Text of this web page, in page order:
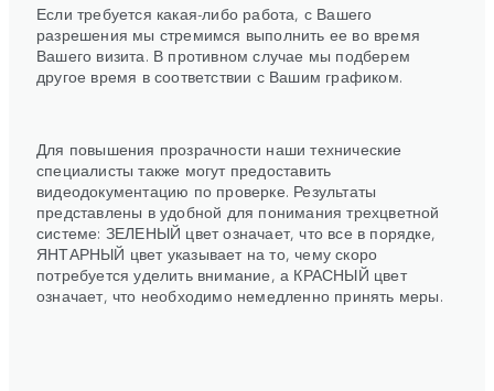
Если требуется какая-либо работа, с Вашего
разрешения мы стремимся выполнить ее во время
Вашего визита. В противном случае мы подберем
другое время в соответствии с Вашим графиком.
Для повышения прозрачности наши технические
специалисты также могут предоставить
видеодокументацию по проверке. Результаты
представлены в удобной для понимания трехцветной
системе: ЗЕЛЕНЫЙ цвет означает, что все в порядке,
ЯНТАРНЫЙ цвет указывает на то, чему скоро
потребуется уделить внимание, а КРАСНЫЙ цвет
означает, что необходимо немедленно принять меры.